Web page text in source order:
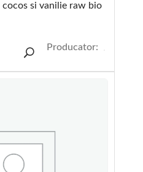
cocos si vanilie raw bio
Producator: